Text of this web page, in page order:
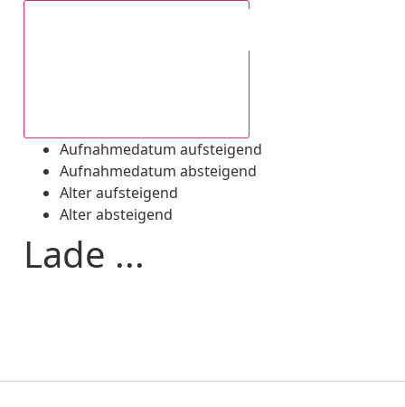
Aufnahmedatum aufsteigend
Aufnahmedatum absteigend
Alter aufsteigend
Alter absteigend
Lade ...